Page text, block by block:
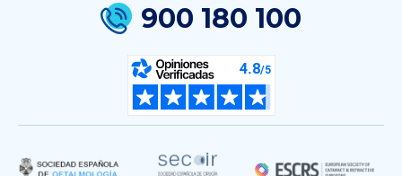
900 180 100